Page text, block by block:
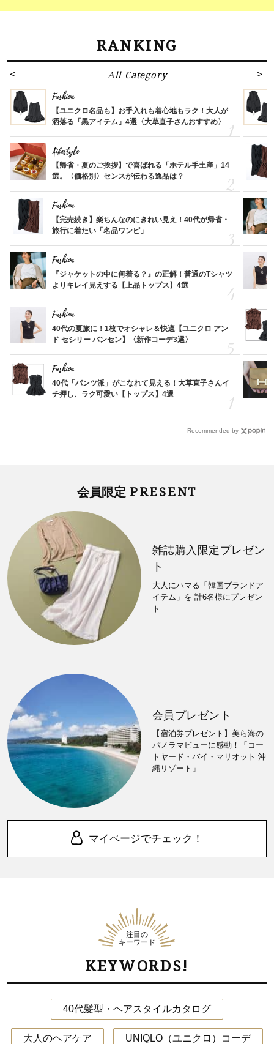
RANKING
All Category
Fashion
【ユニクロ名品も】お手入れも着心地もラク！大人が
洒落る「黒アイテム」4選〈大草直子さんおすすめ〉
Lifestyle
【帰省・夏のご挨拶】で喜ばれる「ホテル手土産」14
選。〈価格別〉センスが伝わる逸品は？
Fashion
【完売続き】楽ちんなのにきれい見え！40代が帰省・
旅行に着たい「名品ワンピ」
Fashion
『ジャケットの中に何着る？』の正解！普通のTシャツ
よりキレイ見えする【上品トップス】4選
Fashion
40代の夏旅に！1枚でオシャレ＆快適【ユニクロ アン
ド セシリー バンセン】〈新作コーデ3選〉
Fashion
40代「パンツ派」がこなれて見える！大草直子さんイ
チ押し、ラク可愛い【トップス】4選
Recommended by
会員限定 PRESENT
雑誌購入限定プレゼン
ト
大人にハマる「韓国ブランドア
イテム」を 計6名様にプレゼン
ト
会員プレゼント
【宿泊券プレゼント】美ら海の
パノラマビューに感動！「コー
トヤード・バイ・マリオット 沖
縄リゾート」
マイページでチェック！
注目の
キーワード
KEYWORDS!
40代髪型・ヘアスタイルカタログ
大人のヘアケア UNIQLO（ユニクロ）コーデ